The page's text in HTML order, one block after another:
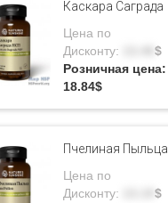
Каскара Саграда
Цена по
Дисконту:
$
Розничная цена:
18.84$
Пчелиная Пыльца
Цена по
Дисконту:
$